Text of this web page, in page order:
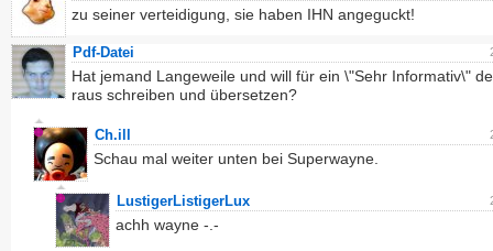
zu seiner verteidigung, sie haben IHN angeguckt!
Pdf-Datei
Hat jemand Langeweile und will für ein \"Sehr Informativ\"
raus schreiben und übersetzen?
Ch.ill
Schau mal weiter unten bei Superwayne.
LustigerListigerLux
achh wayne -.-